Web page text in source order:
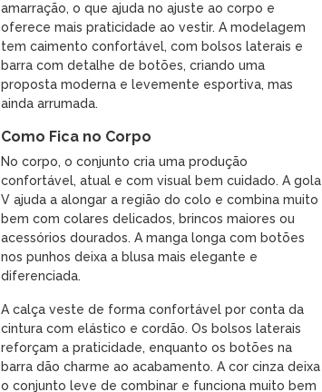
amarração, o que ajuda no ajuste ao corpo e
oferece mais praticidade ao vestir. A modelagem
tem caimento confortável, com bolsos laterais e
barra com detalhe de botões, criando uma
proposta moderna e levemente esportiva, mas
ainda arrumada.
Como Fica no Corpo
No corpo, o conjunto cria uma produção
confortável, atual e com visual bem cuidado. A gola
V ajuda a alongar a região do colo e combina muito
bem com colares delicados, brincos maiores ou
acessórios dourados. A manga longa com botões
nos punhos deixa a blusa mais elegante e
diferenciada.
A calça veste de forma confortável por conta da
cintura com elástico e cordão. Os bolsos laterais
reforçam a praticidade, enquanto os botões na
barra dão charme ao acabamento. A cor cinza deixa
o conjunto leve de combinar e funciona muito bem